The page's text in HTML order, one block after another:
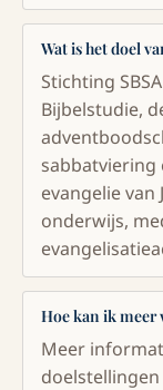
Wat is het doel
Stichting
Bijbelstudie,
sabbatviering
evangelie van
onderwijs,
Hoe kan ik meer
Meer